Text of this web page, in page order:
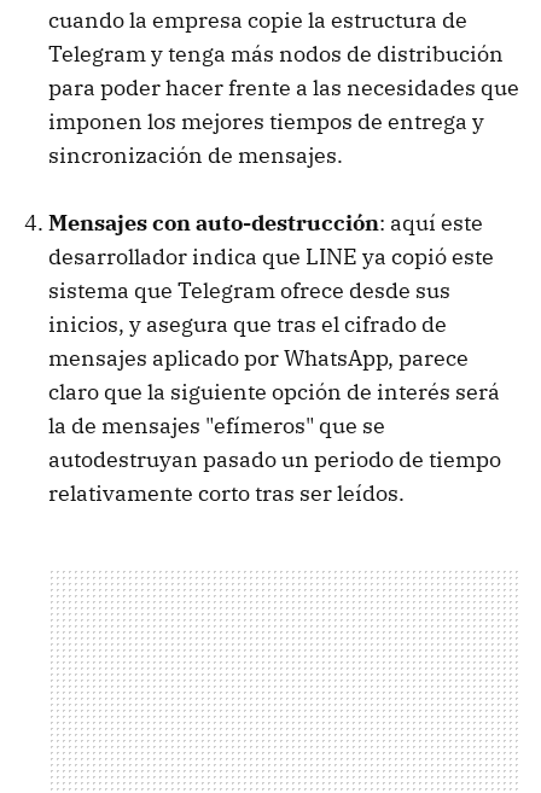
cuando la empresa copie la estructura de
Telegram y tenga más nodos de distribución
para poder hacer frente a las necesidades que
imponen los mejores tiempos de entrega y
sincronización de mensajes.
Mensajes con auto-destrucción: aquí este
desarrollador indica que LINE ya copió este
sistema que Telegram ofrece desde sus
inicios, y asegura que tras el cifrado de
mensajes aplicado por WhatsApp, parece
claro que la siguiente opción de interés será
la de mensajes "efímeros" que se
autodestruyan pasado un periodo de tiempo
relativamente corto tras ser leídos.